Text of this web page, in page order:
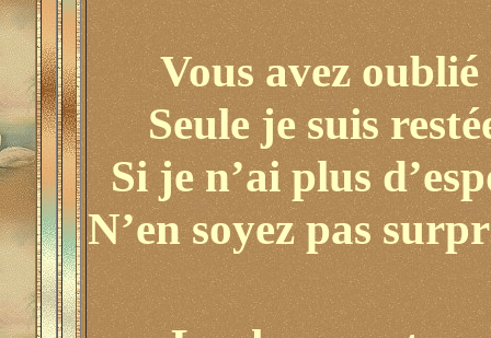
Vous avez
Seule je suis
Si je n’ai plus
N’en soyez pas